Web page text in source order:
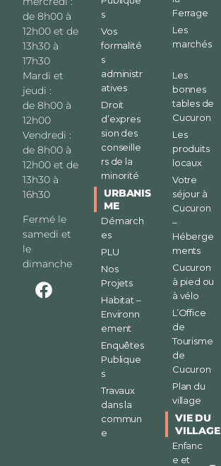
de 8h00 à
12h00 et de
13h30 à
17h30
Mardi et
jeudi :
de 8h00 à
12h00
Vendredi :
de 8h00 à
12h00 et de
13h30 à
16h30
Fermé le
samedi et
le
dimanche
s
Vos
formalité
s
administr
atives
Droit
d’expres
sion des
conseille
rs de la
minorité
URBANIS
ME
Démarch
es
PLU
Nos
Projets
Habitat –
Environn
ement
Enquêtes
Publique
s
Travaux
dans la
commun
e
Ferrage
Les
marchés
Les
bonnes
tables de
Cucuron
Les
produits
locaux
Votre
séjour à
Cucuron
–
Héberge
ments
Cucuron
à pied ou
à vélo
L’Office
de
Tourisme
de
Cucuron
Plan du
village
VIE DU
VILLAGE
Enfanc
e et